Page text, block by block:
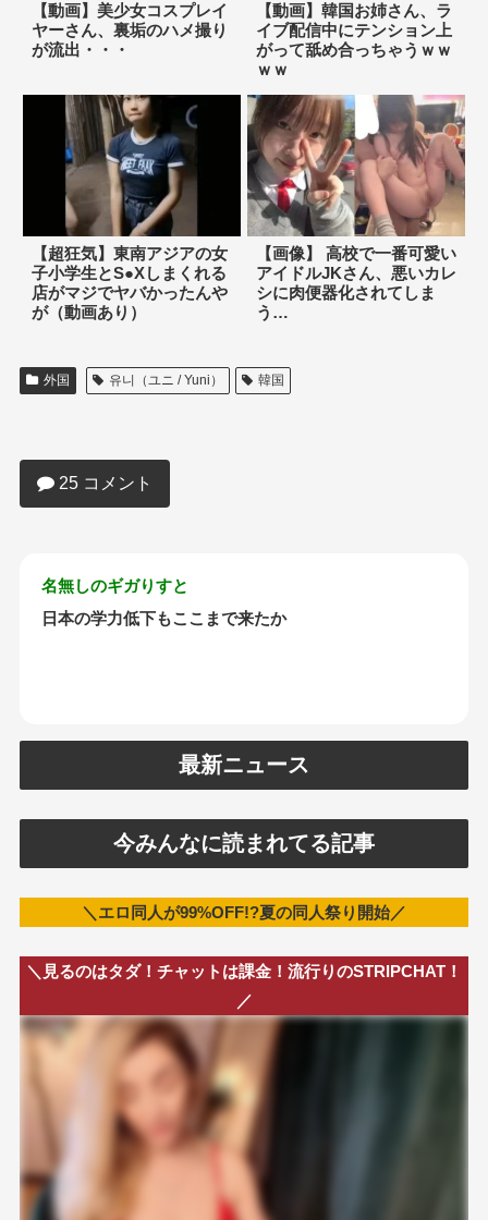
【動画】美少女コスプレイ
ヤーさん、裏垢のハメ撮り
が流出・・・
【動画】韓国お姉さん、ラ
イブ配信中にテンション上
がって舐め合っちゃうｗｗ
ｗｗ
【超狂気】東南アジアの女
子小学生とS●Xしまくれる
店がマジでヤバかったんや
が（動画あり）
【画像】 高校で一番可愛い
アイドルJKさん、悪いカレ
シに肉便器化されてしま
う…
外国 유니（ユニ / Yuni） 韓国
くぱぁしてしまうｗｗｗｗｗｗ
25 コメント
名無しのギガりすと
日本の学力低下もここまで来たか
最新ニュース
今みんなに読まれてる記事
＼エロ同人が99%OFF!?夏の同人祭り開始／
＼見るのはタダ！チャットは課金！流行りのSTRIPCHAT！
／